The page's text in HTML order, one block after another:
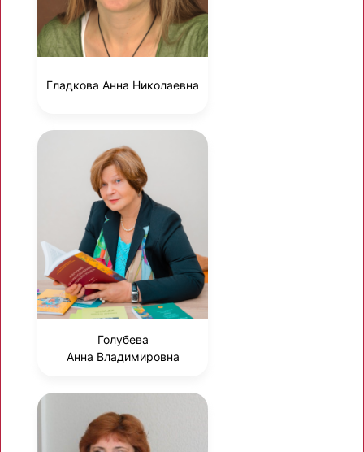
Гладкова Анна Николаевна
Голубева
Анна Владимировна